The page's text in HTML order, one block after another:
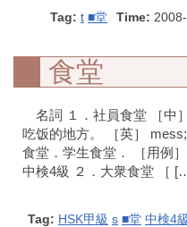
Tag: t ■堂 Time:
食堂
名詞 １．社員食堂 ［中
吃饭的地方。 ［英］
食堂．学生食堂． ［用例
中検4級 ２．大衆食堂 ［
Tag: HSK甲級 s ■堂 中検4級